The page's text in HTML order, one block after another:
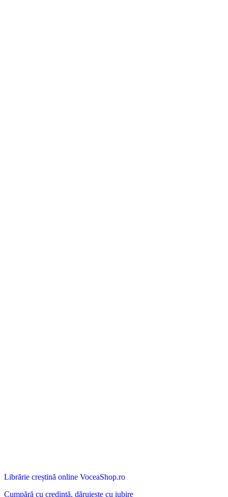
Librărie creștină online VoceaShop.ro
Cumpără cu credință, dăruiește cu iubire